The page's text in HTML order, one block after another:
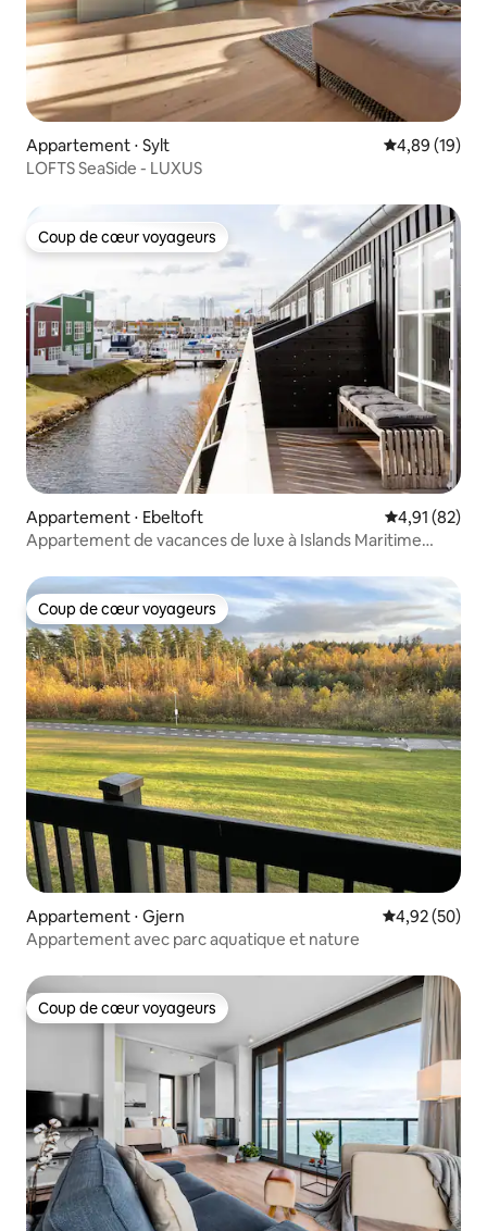
Appartement ⋅ Sylt Évaluation
4,89 (19)
LOFTS SeaSide - LUXUS
Coup de cœur voyageurs
Coup de cœur voyageurs
Appartement ⋅ Ebeltoft Évaluation
4,91 (82)
Appartement de vacances de luxe à Islands Maritime
Coup de cœur voyageurs
Coup de cœur voyageurs
Appartement ⋅ Gjern Évaluation
4,92 (50)
Appartement avec parc aquatique et nature
Coup de cœur voyageurs
Coup de cœur voyageurs